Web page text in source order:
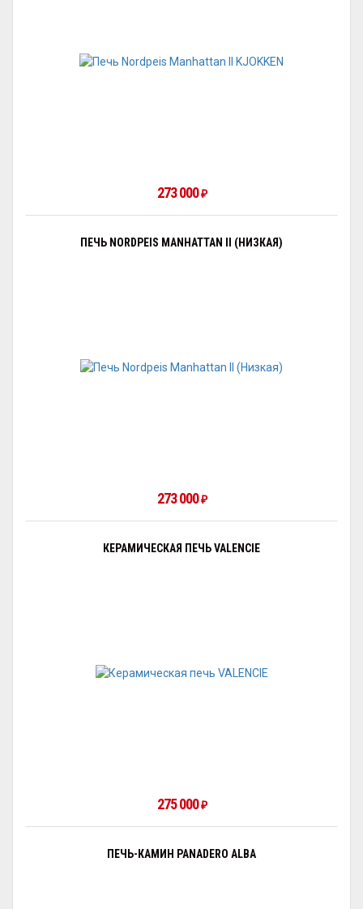
273 000₽
ПЕЧЬ NORDPEIS MANHATTAN II (НИЗКАЯ)
273 000₽
КЕРАМИЧЕСКАЯ ПЕЧЬ VALENCIE
275 000₽
ПЕЧЬ-КАМИН PANADERO ALBA